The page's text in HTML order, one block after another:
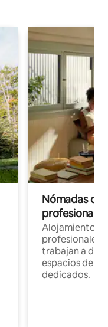
Nómadas
Alojamientos
profesionales
trabajan a
espacios de
dedicados.